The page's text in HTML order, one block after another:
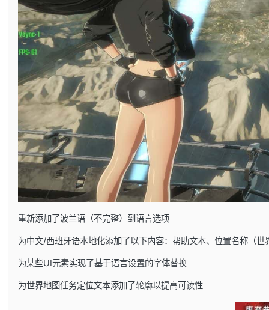
重新添加了波兰语（不完整）到语言选项
为中文/西班牙语本地化添加了以下内容：帮助文本、位置名称（
为某些UI元素实现了基于语言设置的字体替换
为世界地图任务定位文本添加了轮廓以提高可读性